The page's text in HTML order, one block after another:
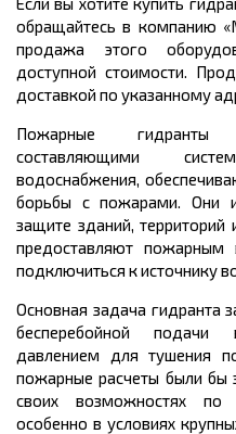
обращайтесь в компанию
продажа этого
доступной стоимости.
доставкой по указанному
Пожарные
составляющими
водоснабжения,
борьбы с пожарами. Они
защите зданий, территорий
предоставляют пожарным
подключиться к источнику
Основная задача гидранта
бесперебойной
давлением для тушения
пожарные расчеты были бы
своих возможностях по
особенно в условиях